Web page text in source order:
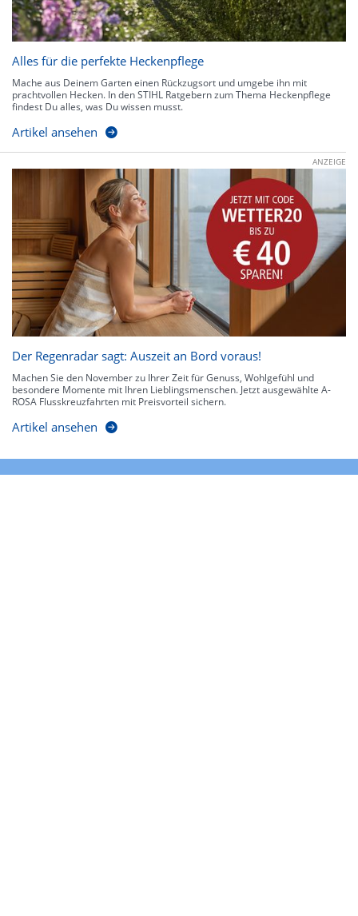
Alles für die perfekte Heckenpflege
Mache aus Deinem Garten einen Rückzugsort und umgebe ihn mit
prachtvollen Hecken. In den STIHL Ratgebern zum Thema Heckenpflege
findest Du alles, was Du wissen musst.
Artikel ansehen
ANZEIGE
Der Regenradar sagt: Auszeit an Bord voraus!
Machen Sie den November zu Ihrer Zeit für Genuss, Wohlgefühl und
besondere Momente mit Ihren Lieblingsmenschen. Jetzt ausgewählte A-
ROSA Flusskreuzfahrten mit Preisvorteil sichern.
Artikel ansehen